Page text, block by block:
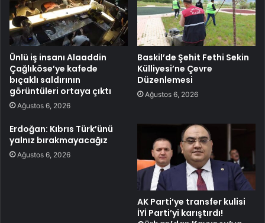
Ünlü iş insanı Alaaddin
Çağlıköse’ye kafede
bıçaklı saldırının
görüntüleri ortaya çıktı
Ağustos 6, 2026
Baskil’de Şehit Fethi Sekin
Külliyesi’ne Çevre
Düzenlemesi
Ağustos 6, 2026
Erdoğan: Kıbrıs Türk’ünü
yalnız bırakmayacağız
Ağustos 6, 2026
AK Parti’ye transfer kulisi
İYİ Parti’yi karıştırdı!